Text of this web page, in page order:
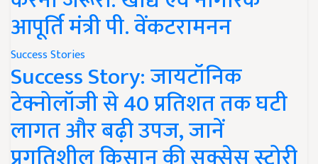
आपूर्ति मंत्री पी. वेंकटरामनन
Success Stories
Success Story: जायटॉनिक
टेक्नोलॉजी से 40 प्रतिशत तक घटी
लागत और बढ़ी उपज, जानें